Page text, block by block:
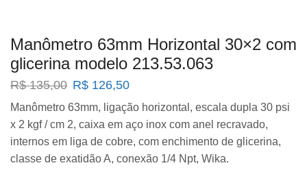
Manômetro 63mm Horizontal 30×2 com
glicerina modelo 213.53.063
R$135,00 O
original
era:
R$ 135,00.
R$ 126,50O
atual
é:
R$ 126,50.
Manômetro 63mm, ligação horizontal, escala dupla 30 psi
x 2 kgf / cm 2, caixa em aço inox com anel recravado,
internos em liga de cobre, com enchimento de glicerina,
classe de exatidão A, conexão 1/4 Npt, Wika.